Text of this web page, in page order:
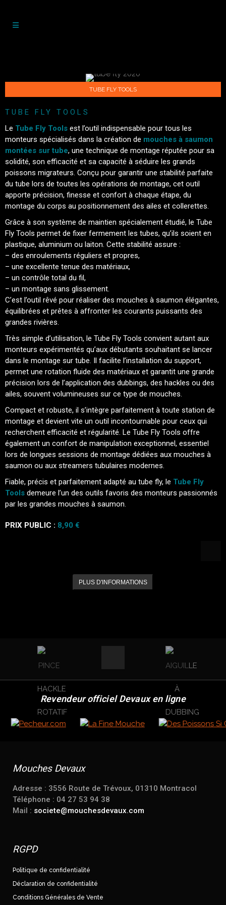
TUBE FLY TOOLS
TUBE FLY TOOLS
Le Tube Fly Tools est l’outil indispensable pour tous les
monteurs spécialisés dans la création de mouches à saumon
montées sur tube, une technique de montage réputée pour sa
solidité, son efficacité et sa capacité à séduire les grands
poissons migrateurs. Conçu pour garantir une stabilité parfaite
du tube lors de toutes les opérations de montage, cet outil
apporte précision, finesse et confort à chaque étape, du
montage du corps au positionnement des ailes et collerettes.
Grâce à son système de maintien spécialement étudié, le Tube
Fly Tools permet de fixer fermement les tubes, qu’ils soient en
plastique, aluminium ou laiton. Cette stabilité assure :
– des enroulements réguliers et propres,
– une excellente tenue des matériaux,
– un contrôle total du fil,
– un montage sans glissement.
C’est l’outil rêvé pour réaliser des mouches à saumon élégantes,
équilibrées et prêtes à affronter les courants puissants des
grandes rivières.
Très simple d’utilisation, le Tube Fly Tools convient autant aux
monteurs expérimentés qu’aux débutants souhaitant se lancer
dans le montage sur tube. Il facilite l’installation du support,
permet une rotation fluide des matériaux et garantit une grande
précision lors de l’application des dubbings, des hackles ou des
ailes, souvent volumineuses sur ce type de mouches.
Compact et robuste, il s’intègre parfaitement à toute station de
montage et devient vite un outil incontournable pour ceux qui
recherchent efficacité et régularité. Le Tube Fly Tools offre
également un confort de manipulation exceptionnel, essentiel
lors de longues sessions de montage dédiées aux mouches à
saumon ou aux streamers tubulaires modernes.
Fiable, précis et parfaitement adapté au tube fly, le Tube Fly
Tools demeure l’un des outils favoris des monteurs passionnés
par les grandes mouches à saumon.
PRIX PUBLIC : 8,90 €
PLUS D'INFORMATIONS
Revendeur officiel Devaux en ligne
Mouches Devaux
Adresse : 3556 Route de Trévoux, 01310 Montracol
Téléphone : 04 27 53 94 38
Mail : societe@mouchesdevaux.com
RGPD
Politique de confidentialité
Déclaration de confidentialité
Conditions Générales de Vente